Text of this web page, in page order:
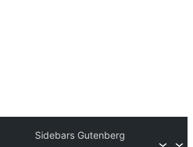
Sidebars Gutenberg